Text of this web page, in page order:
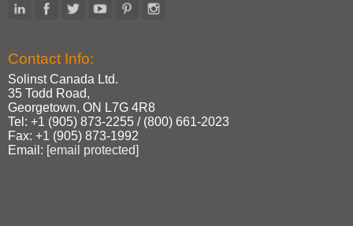
Contact Info:
Solinst Canada Ltd.
35 Todd Road,
Georgetown, ON L7G 4R8
Tel: +1 (905) 873‑2255 / (800) 661‑2023
Fax: +1 (905) 873‑1992
Email: [email protected]